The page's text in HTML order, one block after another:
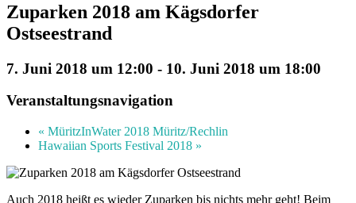
Zuparken 2018 am Kägsdorfer
Ostseestrand
7. Juni 2018 um 12:00 - 10. Juni 2018 um 18:00
Veranstaltungsnavigation
« MüritzInWater 2018 Müritz/Rechlin
Hawaiian Sports Festival 2018 »
Auch 2018 heißt es wieder Zuparken bis nichts mehr geht! Beim